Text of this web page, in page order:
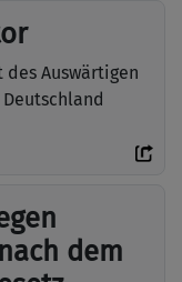
Auswärtigen
dem